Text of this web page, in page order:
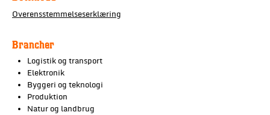
Overensstemmelseserklæring
Brancher
Logistik og transport
Elektronik
Byggeri og teknologi
Produktion
Natur og landbrug